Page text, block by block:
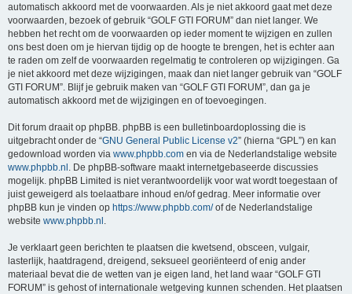
automatisch akkoord met de voorwaarden. Als je niet akkoord gaat met deze
voorwaarden, bezoek of gebruik “GOLF GTI FORUM” dan niet langer. We
hebben het recht om de voorwaarden op ieder moment te wijzigen en zullen
ons best doen om je hiervan tijdig op de hoogte te brengen, het is echter aan
te raden om zelf de voorwaarden regelmatig te controleren op wijzigingen. Ga
je niet akkoord met deze wijzigingen, maak dan niet langer gebruik van “GOLF
GTI FORUM”. Blijf je gebruik maken van “GOLF GTI FORUM”, dan ga je
automatisch akkoord met de wijzigingen en of toevoegingen.
Dit forum draait op phpBB. phpBB is een bulletinboardoplossing die is
uitgebracht onder de “GNU General Public License v2” (hierna “GPL”) en kan
gedownload worden via www.phpbb.com en via de Nederlandstalige website
www.phpbb.nl . De phpBB-software maakt internetgebaseerde discussies
mogelijk. phpBB Limited is niet verantwoordelijk voor wat wordt toegestaan of
juist geweigerd als toelaatbare inhoud en/of gedrag. Meer informatie over
phpBB kun je vinden op https://www.phpbb.com/of de Nederlandstalige
website www.phpbb.nl .
Je verklaart geen berichten te plaatsen die kwetsend, obsceen, vulgair,
lasterlijk, haatdragend, dreigend, seksueel georiënteerd of enig ander
materiaal bevat die de wetten van je eigen land, het land waar “GOLF GTI
FORUM” is gehost of internationale wetgeving kunnen schenden. Het plaatsen